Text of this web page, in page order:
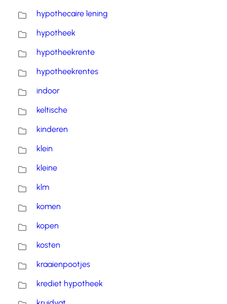
hypothecaire lening
hypotheek
hypotheekrente
hypotheekrentes
indoor
keltische
kinderen
klein
kleine
klm
komen
kopen
kosten
kraaienpootjes
krediet hypotheek